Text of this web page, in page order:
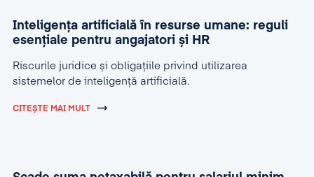
Inteligența artificială în resurse umane: reguli
esențiale pentru angajatori și HR
Riscurile juridice și obligațiile privind utilizarea
sistemelor de inteligență artificială.
CITEȘTE MAI MULT